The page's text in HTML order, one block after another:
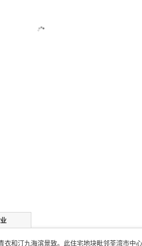
和汀九海滨景致。此住宅地块毗邻荃湾市中心